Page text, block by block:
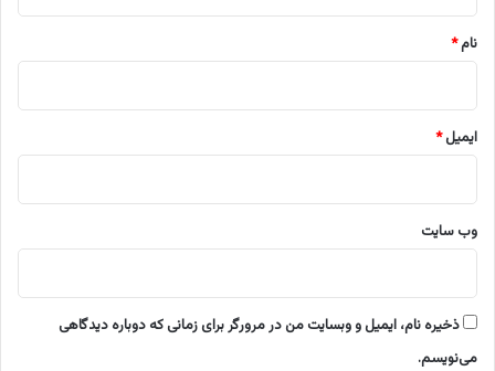
نام*
ایمیل*
وب‌ سایت
ذخیره نام، ایمیل و وبسایت من در مرورگر برای زمانی که دوباره دیدگاهی
می‌نویسم.